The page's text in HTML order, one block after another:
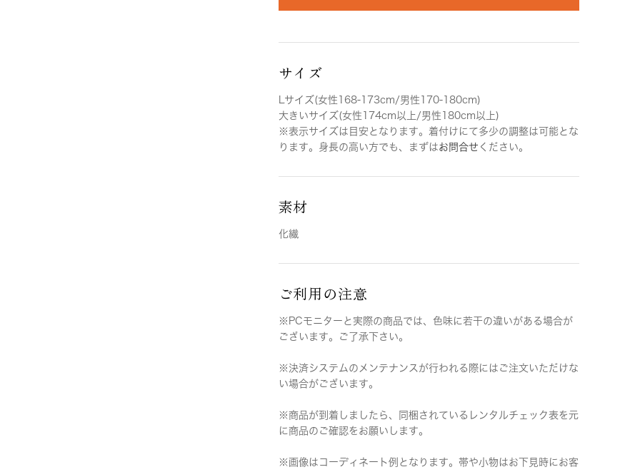
サイズ
Lサイズ(女性168-173cm/男性170-180cm)
大きいサイズ(女性174cm以上/男性180cm以上)
※表示サイズは目安となります。着付けにて多少の調整は可能とな
ります。身長の高い方でも、まずはお問合せ ください。
素材
化繊
ご利用の注意
※PCモニターと実際の商品では、色味に若干の違いがある場合が
ございます。ご了承下さい。
※決済システムのメンテナンスが行われる際にはご注文いただけな
い場合がございます。
※商品が到着しましたら、同梱されているレンタルチェック表を元
に商品のご確認をお願いします。
※画像はコーディネート例となります。帯や小物はお下見時にお客